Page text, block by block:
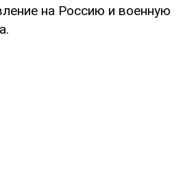
на Россию и военную